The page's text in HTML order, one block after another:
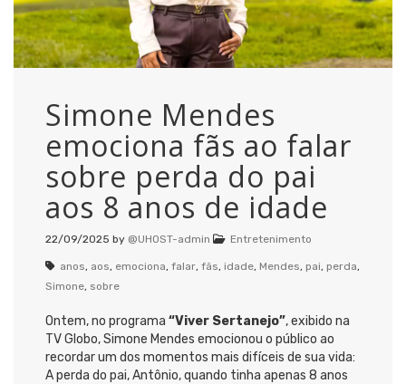
Simone Mendes
emociona fãs ao falar
sobre perda do pai
aos 8 anos de idade
22/09/2025 by @UHOST-admin Entretenimento
anos, aos, emociona, falar, fãs, idade, Mendes, pai, perda,
Simone, sobre
Ontem, no programa “Viver Sertanejo”, exibido na
TV Globo, Simone Mendes emocionou o público ao
recordar um dos momentos mais difíceis de sua vida:
A perda do pai, Antônio, quando tinha apenas 8 anos